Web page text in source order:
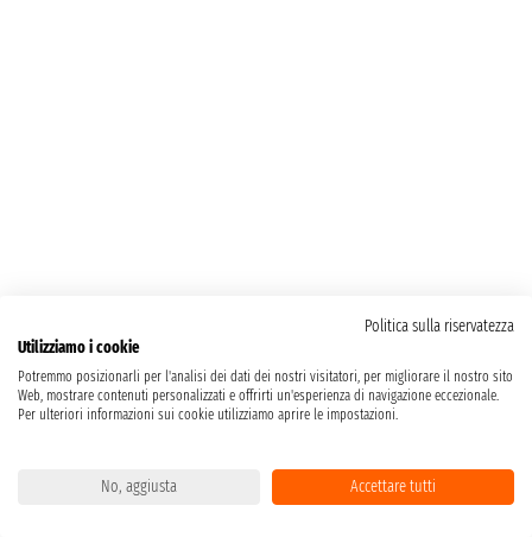
Politica sulla riservatezza
Utilizziamo i cookie
Potremmo posizionarli per l'analisi dei dati dei nostri visitatori, per migliorare il nostro sito
Web, mostrare contenuti personalizzati e offrirti un'esperienza di navigazione eccezionale.
Per ulteriori informazioni sui cookie utilizziamo aprire le impostazioni.
No, aggiusta Accettare tutti